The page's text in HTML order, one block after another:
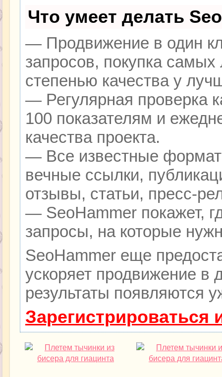
Что умеет делать
— Продвижение в один
запросов, покупка
степенью качества у
— Регулярная проверка
100 показателям и
качества проекта.
— Все известные
вечные ссылки,
отзывы, статьи, пресс-
— SeoHammer покажет,
запросы, на которые
SeoHammer еще
ускоряет продвижение в
результаты появляются